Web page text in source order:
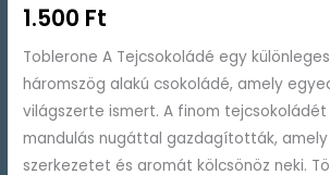
1.500 Ft
Toblerone A Tejcsokoládé egy
háromszög alakú csokoládé, amely
világszerte ismert. A finom
mandulás nugáttal gazdagították, amely
szerkezetet és aromát kölcsönöz neki.